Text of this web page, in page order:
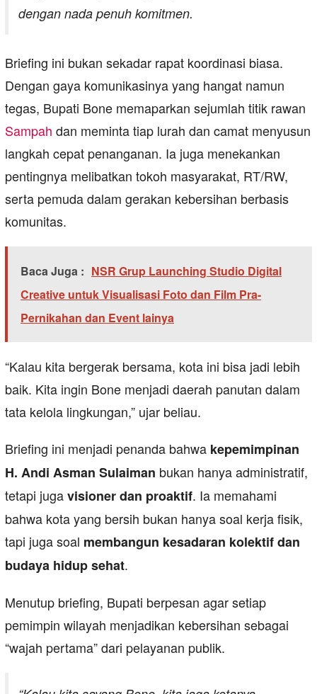
dengan nada penuh komitmen.
Briefing ini bukan sekadar rapat koordinasi biasa.
Dengan gaya komunikasinya yang hangat namun
tegas, Bupati Bone memaparkan sejumlah titik rawan
Sampah dan meminta tiap lurah dan camat menyusun
langkah cepat penanganan. Ia juga menekankan
pentingnya melibatkan tokoh masyarakat, RT/RW,
serta pemuda dalam gerakan kebersihan berbasis
komunitas.
Baca Juga : NSR Grup Launching Studio Digital
Creative untuk Visualisasi Foto dan Film Pra-
Pernikahan dan Event lainya
“Kalau kita bergerak bersama, kota ini bisa jadi lebih
baik. Kita ingin Bone menjadi daerah panutan dalam
tata kelola lingkungan,” ujar beliau.
Briefing ini menjadi penanda bahwa kepemimpinan
H. Andi Asman Sulaiman bukan hanya administratif,
tetapi jugavisioner dan proaktif. Ia memahami
bahwa kota yang bersih bukan hanya soal kerja fisik,
tapi juga soal membangun kesadaran kolektif dan
budaya hidup sehat.
Menutup briefing, Bupati berpesan agar setiap
pemimpin wilayah menjadikan kebersihan sebagai
“wajah pertama” dari pelayanan publik.